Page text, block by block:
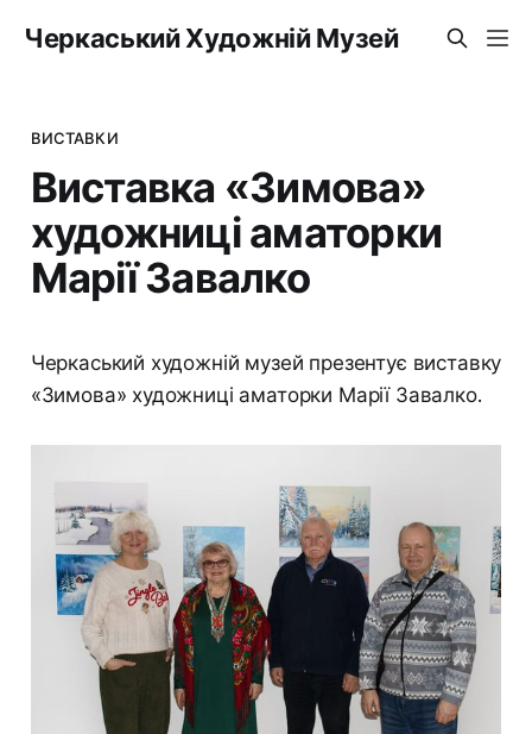
Черкаський Художній Музей
ВИСТАВКИ
Виставка «Зимова»
художниці аматорки
Марії Завалко
Черкаський художній музей презентує виставку
«Зимова» художниці аматорки Марії Завалко.